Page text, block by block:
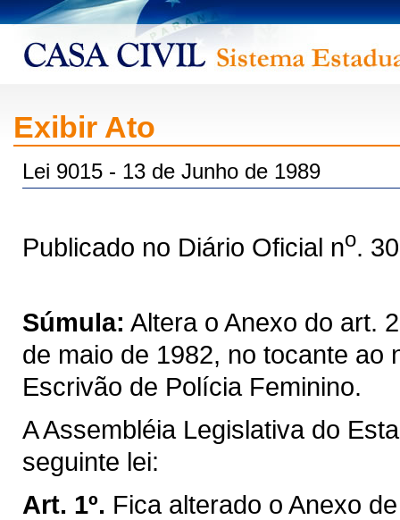
Exibir Ato
Lei 9015 - 13 de Junho de 1989
Publicado no Diário Oficial no.
Súmula: Altera o Anexo do art.
de maio de 1982, no tocante ao
Escrivão de Polícia Feminino.
A Assembléia Legislativa do
seguinte lei:
Art. 1º. Fica alterado o Anexo